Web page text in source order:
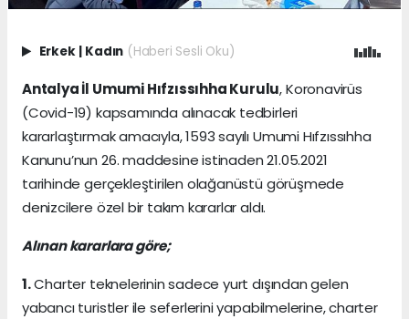
Erkek Kadın (Haberi Sesli Oku)
Antalya İl Umumi Hıfzıssıhha Kurulu, Koronavirüs
(Covid-19) kapsamında alınacak tedbirleri
kararlaştırmak amacıyla, 1593 sayılı Umumi Hıfzıssıhha
Kanunu’nun 26. maddesine istinaden 21.05.2021
tarihinde gerçekleştirilen olağanüstü görüşmede
denizcilere özel bir takım kararlar aldı.
Alınan kararlara göre;
1.Charter teknelerinin sadece yurt dışından gelen
yabancı turistler ile seferlerini yapabilmelerine, charter